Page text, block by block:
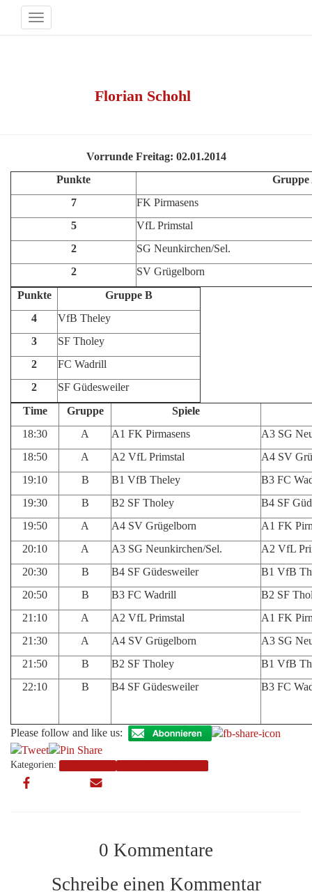
Navigation
Florian Schohl
Vorrunde Freitag: 02.01.2014
Punkte
Gruppe
7
FK Pirmasens
5
VfL Primstal
2
SG Neunkirchen/Sel.
2
SV Grügelborn
Punkte
Gruppe B
4
VfB Theley
3
SF Tholey
2
FC Wadrill
2
SF Güdesweiler
Time
Gruppe
Spiele
18:30
A A1 FK Pirmasens
A3 SG
18:50
A A2 VfL Primstal
A4 SV
19:10
B B1 VfB Theley
B3 FC
19:30
B B2 SF Tholey
B4 SF
19:50
A A4 SV Grügelborn
A1 FK
20:10
A A3 SG Neunkirchen/Sel.
A2 VfL
20:30
B B4 SF Güdesweiler
B1 VfB
20:50
B B3 FC Wadrill
B2 SF
21:10
A A2 VfL Primstal
A1 FK
21:30
A A4 SV Grügelborn
A3 SG
21:50
B B2 SF Tholey
B1 VfB
22:10
B B4 SF Güdesweiler B3 FC
Please follow and like us:
Kategorien:
0 Kommentare
Schreibe einen Kommentar